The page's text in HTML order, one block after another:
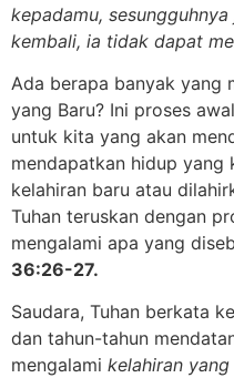
kepadamu,
kembali, ia tidak dapat
Ada berapa banyak yang
yang Baru? Ini proses
untuk kita yang akan
mendapatkan hidup yang
kelahiran baru atau
Tuhan teruskan dengan
mengalami apa yang
36:26-27.
Saudara, Tuhan berkata
dan tahun-tahun
mengalami kelahiran